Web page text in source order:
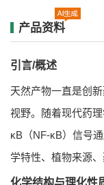
产品资料
引言/概述
天然产物一直是创
视野。随着现代药
κB（NF-κB）信号
学特性、植物来源
化学结构与理化性